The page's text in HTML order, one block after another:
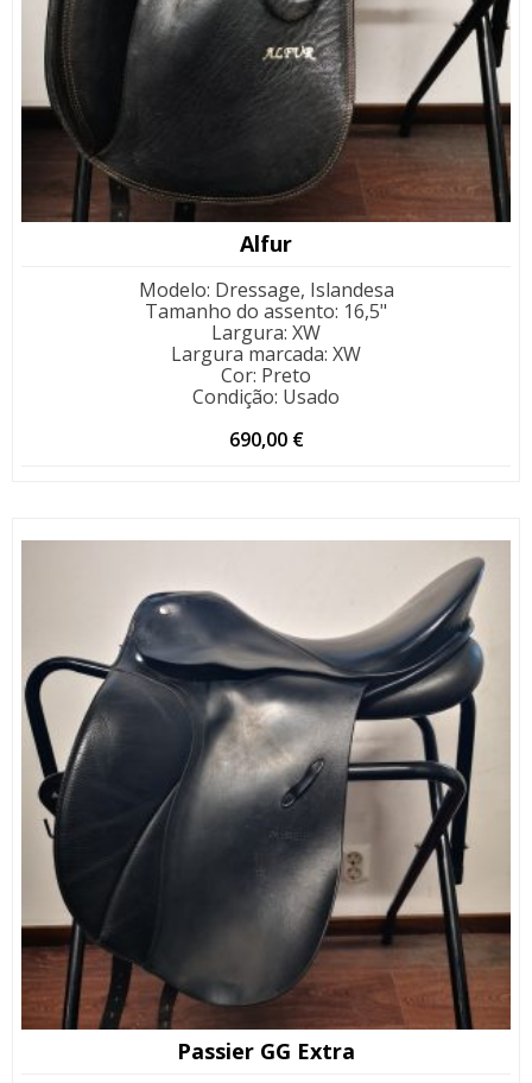
Alfur
Modelo: Dressage, Islandesa
Tamanho do assento: 16,5"
Largura: XW
Largura marcada: XW
Cor: Preto
Condição: Usado
690,00 €
Passier GG Extra